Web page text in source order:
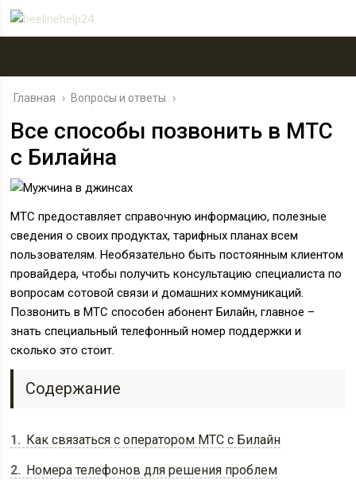
Главная › Вопросы и ответы ›
Все способы позвонить в МТС
с Билайна
МТС предоставляет справочную информацию, полезные
сведения о своих продуктах, тарифных планах всем
пользователям. Необязательно быть постоянным клиентом
провайдера, чтобы получить консультацию специалиста по
вопросам сотовой связи и домашних коммуникаций.
Позвонить в МТС способен абонент Билайн, главное –
знать специальный телефонный номер поддержки и
сколько это стоит.
Содержание
1
Как связаться с оператором МТС с Билайн
2
Номера телефонов для решения проблем